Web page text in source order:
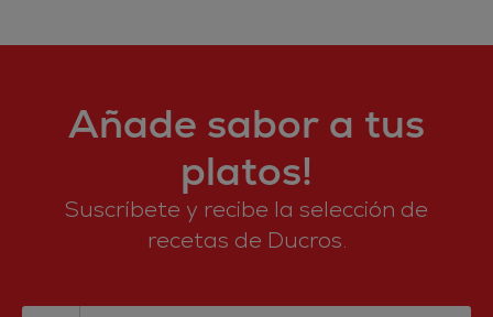
Añade sabor a tus
platos!
Suscríbete y recibe la selección de
recetas de Ducros.